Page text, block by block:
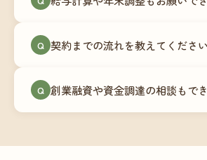
供しています。これから会計ソ
します。freee・弥生会計等をご
怠集計あり／5名まで）は月額
す。人数が増える場合は別途お見
Q 契約までの流れを教えてください
（30〜60分）でご事業内容・ご
→ ③お見積り・ご契約 → ④MFク
談から契約まで費用は発生しま
Q 創業融資や資金調達の相談もで